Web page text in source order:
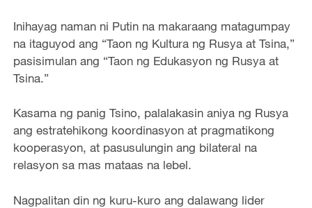
Inihayag naman ni Putin na makaraang matagumpay
na itaguyod ang “Taon ng Kultura ng Rusya at Tsina,”
pasisimulan ang “Taon ng Edukasyon ng Rusya at
Tsina.”
Kasama ng panig Tsino, palalakasin aniya ng Rusya
ang estratehikong koordinasyon at pragmatikong
kooperasyon, at pasusulungin ang bilateral na
relasyon sa mas mataas na lebel.
Nagpalitan din ng kuru-kuro ang dalawang lider